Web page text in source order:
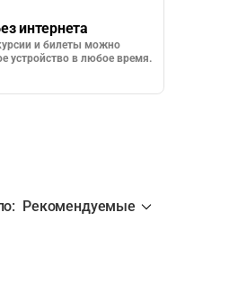
интернета
и билеты можно
устройство в любое время.
: Рекомендуемые